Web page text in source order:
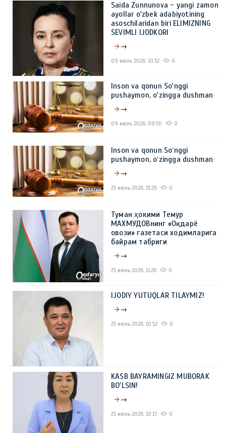
Saida Zunnunova - yangi zamon
ayollar o'zbek adabiyotining
asoschilaridan biri ELIMIZNING
SEVIMLI IJODKORI
→
09 июль 2026, 10:32 0
Inson va qonun So'nggi
pushaymon, o'zingga dushman
→
09 июль 2026, 09:50 0
Inson va qonun So‘nggi
pushaymon, o‘zingga dushman
→
25 июнь 2026, 13:26 0
Туман ҳокими Темур
МАХМУДОВнинг «Оқдарё
овози» газетаси ходимларига
байрам табриги
→
25 июнь 2026, 11:26 0
IJODIY YUTUQLAR TILAYMIZ!
→
25 июнь 2026, 10:52 0
KASB BAYRAMINGIZ MUBORAK
BO'LSIN!
→
25 июнь 2026, 10:17 0